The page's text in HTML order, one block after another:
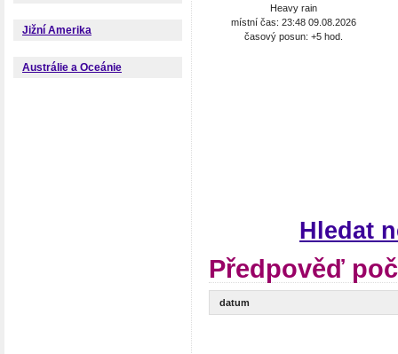
Jižní Amerika
Austrálie a Oceánie
Heavy rain
místní čas: 23:48 09.08.2026
časový posun: +5 hod.
Hledat
Předpověď
datum